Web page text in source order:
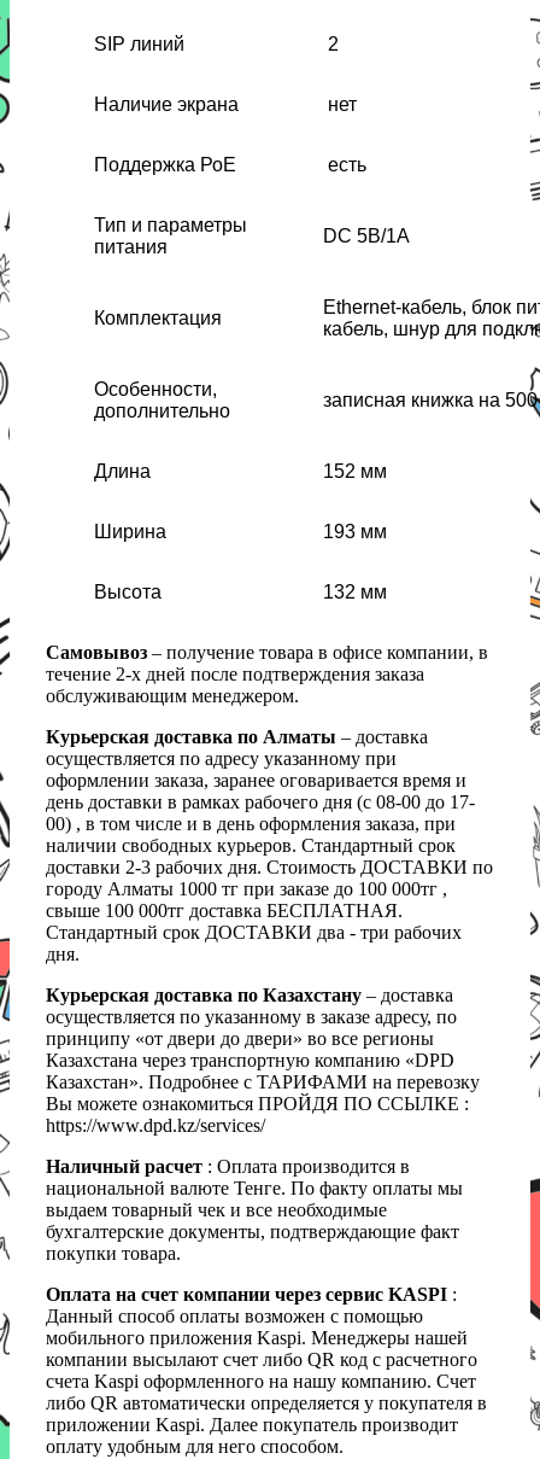
SIP линий 2
Наличие экрана нет
Поддержка РоЕ есть
Тип и параметры
питания
DC 5В/1А
Комплектация
Ethernet-кабель, блок
кабель, шнур для
Особенности,
дополнительно
записная книжка на
Длина 152 мм
Ширина 193 мм
Высота 132 мм
Самовывоз – получение товара в офисе компании, в
течение 2-х дней после подтверждения заказа
обслуживающим менеджером.
Курьерская доставка по Алматы – доставка
осуществляется по адресу указанному при
оформлении заказа, заранее оговаривается время и
день доставки в рамках рабочего дня (с 08-00 до 17-
00) , в том числе и в день оформления заказа, при
наличии свободных курьеров. Стандартный срок
доставки 2-3 рабочих дня. Стоимость ДОСТАВКИ по
городу Алматы 1000 тг при заказе до 100 000тг ,
свыше 100 000тг доставка БЕСПЛАТНАЯ.
Стандартный срок ДОСТАВКИ два - три рабочих
дня.
Курьерская доставка по Казахстану – доставка
осуществляется по указанному в заказе адресу, по
принципу «от двери до двери» во все регионы
Казахстана через транспортную компанию «DPD
Казахстан». Подробнее с ТАРИФАМИ на перевозку
Вы можете ознакомиться ПРОЙДЯ ПО ССЫЛКЕ :
https://www.dpd.kz/services/
Наличный расчет : Оплата производится в
национальной валюте Тенге. По факту оплаты мы
выдаем товарный чек и все необходимые
бухгалтерские документы, подтверждающие факт
покупки товара.
Оплата на счет компании через сервис KASPI :
Данный способ оплаты возможен с помощью
мобильного приложения Kaspi. Менеджеры нашей
компании высылают счет либо QR код с расчетного
счета Kaspi оформленного на нашу компанию. Счет
либо QR автоматически определяется у покупателя в
приложении Kaspi. Далее покупатель производит
оплату удобным для него способом.